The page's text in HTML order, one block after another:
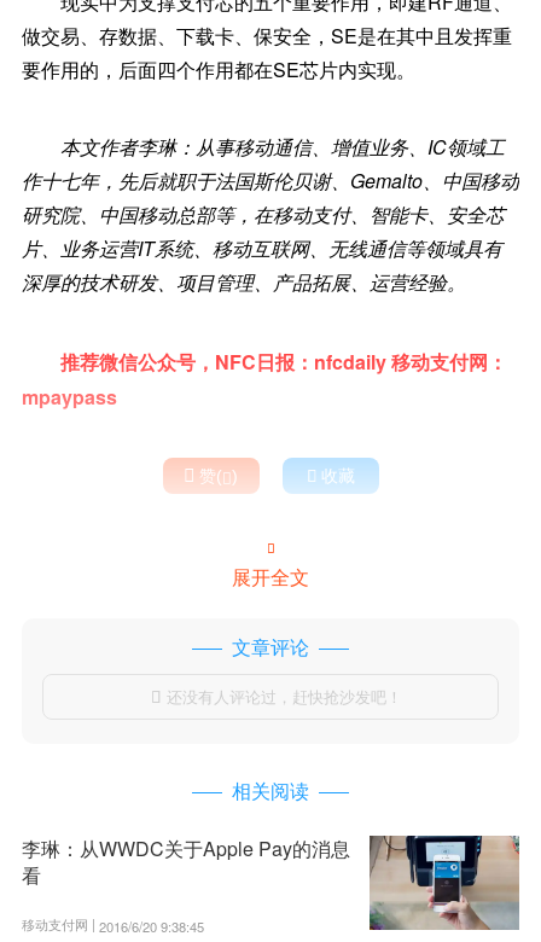
做交易、存数据、下载卡、保安全，SE是在其中且发挥重
要作用的，后面四个作用都在SE芯片内实现。
本文作者李琳：从事移动通信、增值业务、IC领域工
作十七年，先后就职于法国斯伦贝谢、Gemalto、中国移动
研究院、中国移动总部等，在移动支付、智能卡、安全芯
片、业务运营IT系统、移动互联网、无线通信等领域具有
深厚的技术研发、项目管理、产品拓展、运营经验。
推荐微信公众号，NFC日报：nfcdaily 移动支付网：
mpaypass
 赞()  收藏

展开全文
文章评论
 还没有人评论过，赶快抢沙发吧！
相关阅读
李琳：从WWDC关于Apple Pay的消息
看
移动支付网 | 2016/6/20 9:38:45